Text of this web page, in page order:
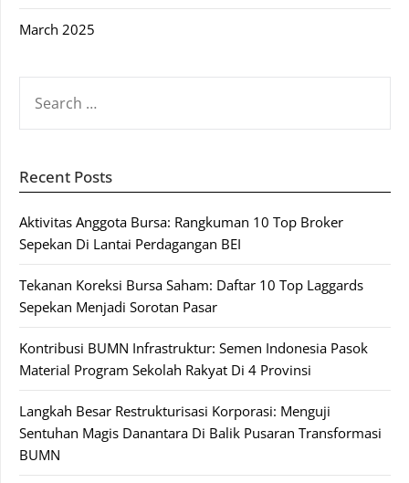
March 2025
FOR:
Recent Posts
Aktivitas Anggota Bursa: Rangkuman 10 Top Broker
Sepekan Di Lantai Perdagangan BEI
Tekanan Koreksi Bursa Saham: Daftar 10 Top Laggards
Sepekan Menjadi Sorotan Pasar
Kontribusi BUMN Infrastruktur: Semen Indonesia Pasok
Material Program Sekolah Rakyat Di 4 Provinsi
Langkah Besar Restrukturisasi Korporasi: Menguji
Sentuhan Magis Danantara Di Balik Pusaran Transformasi
BUMN